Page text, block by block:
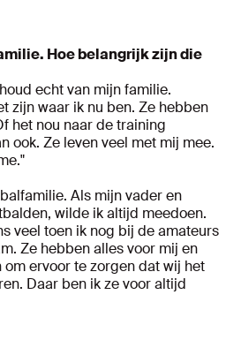
Hoe belangrijk zijn die
echt van mijn familie.
zijn waar ik nu ben. Ze hebben
het nou naar de training
ook. Ze leven veel met mij mee.
Als mijn vader en
wilde ik altijd meedoen.
veel toen ik nog bij de amateurs
Ze hebben alles voor mij en
ervoor te zorgen dat wij het
Daar ben ik ze voor altijd